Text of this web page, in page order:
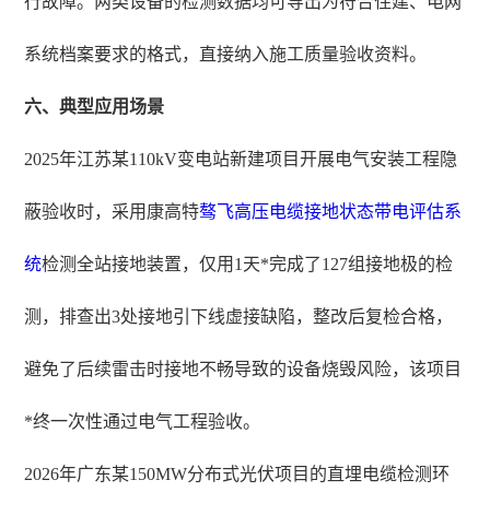
系统档案要求的格式，直接纳入施工质量验收资料。
六、典型应用场景
2025年江苏某110kV变电站新建项目开展电气安装工程隐
蔽验收时，采用康高特骜飞高压电缆接地状态带电评估系
统检测全站接地装置，仅用1天*完成了127组接地极的检
测，排查出3处接地引下线虚接缺陷，整改后复检合格，
避免了后续雷击时接地不畅导致的设备烧毁风险，该项目
*终一次性通过电气工程验收。
2026年广东某150MW分布式光伏项目的直埋电缆检测环